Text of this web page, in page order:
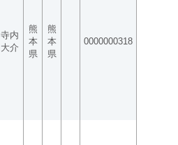
寺内
大介
熊
本
県
熊
本
県
0000000318